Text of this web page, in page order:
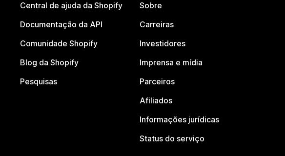
Central de ajuda da Shopify
Documentação da API
Comunidade Shopify
Blog da Shopify
Pesquisas
Sobre
Carreiras
Investidores
Imprensa e mídia
Parceiros
Afiliados
Informações jurídicas
Status do serviço